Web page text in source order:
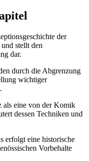
der
stellt den
dar.
durch die Abgrenzung
wichtiger
als eine von der Komik
dessen Techniken und
erfolgt eine historische
Vorbehalte